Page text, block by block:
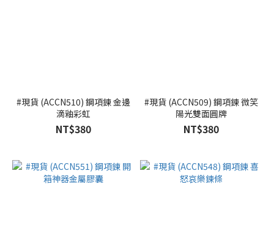
#現貨 (ACCN510) 鋼項鍊 金邊
滴釉彩虹
NT$380
#現貨 (ACCN509) 鋼項鍊 微笑
陽光雙面圓牌
NT$380